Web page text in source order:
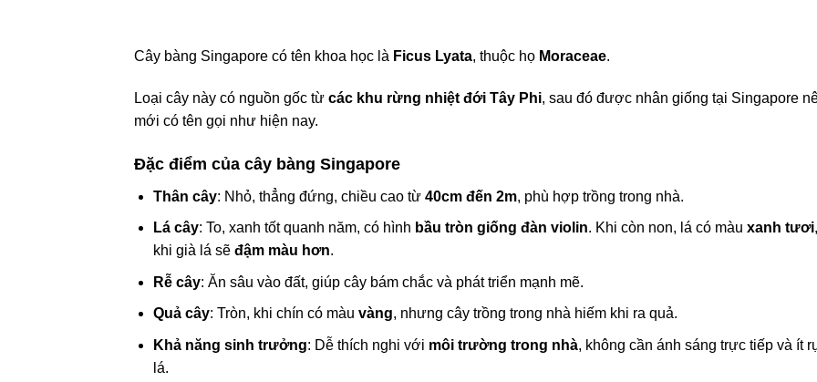
Cây bàng Singapore có tên khoa học là Ficus Lyata, thuộc họ Moraceae.
Loại cây này có nguồn gốc từ các khu rừng nhiệt đới Tây Phi, sau đó được nhân giống tại Singapore
mới có tên gọi như hiện nay.
Đặc điểm của cây bàng Singapore
Thân cây: Nhỏ, thẳng đứng, chiều cao từ 40cm đến 2m, phù hợp trồng trong nhà.
Lá cây: To, xanh tốt quanh năm, có hình bầu tròn giống đàn violin. Khi còn non, lá có màu xanh tươi,
khi già lá sẽ đậm màu hơn.
Rễ cây: Ăn sâu vào đất, giúp cây bám chắc và phát triển mạnh mẽ.
Quả cây: Tròn, khi chín có màu vàng, nhưng cây trồng trong nhà hiếm khi ra quả.
Khả năng sinh trưởng: Dễ thích nghi với môi trường trong nhà, không cần ánh sáng trực tiếp và ít
lá.